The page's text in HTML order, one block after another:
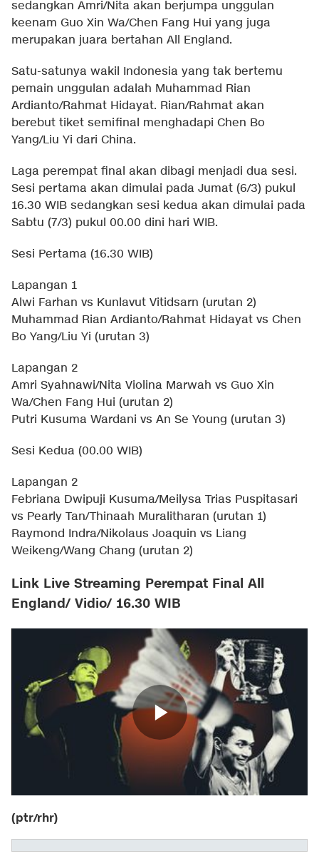
sedangkan Amri/Nita akan berjumpa unggulan
keenam Guo Xin Wa/Chen Fang Hui yang juga
merupakan juara bertahan All England.
Satu-satunya wakil Indonesia yang tak bertemu
pemain unggulan adalah Muhammad Rian
Ardianto/Rahmat Hidayat. Rian/Rahmat akan
berebut tiket semifinal menghadapi Chen Bo
Yang/Liu Yi dari China.
Laga perempat final akan dibagi menjadi dua sesi.
Sesi pertama akan dimulai pada Jumat (6/3) pukul
16.30 WIB sedangkan sesi kedua akan dimulai pada
Sabtu (7/3) pukul 00.00 dini hari WIB.
Sesi Pertama (16.30 WIB)
Lapangan 1
Alwi Farhan vs Kunlavut Vitidsarn (urutan 2)
Muhammad Rian Ardianto/Rahmat Hidayat vs Chen
Bo Yang/Liu Yi (urutan 3)
Lapangan 2
Amri Syahnawi/Nita Violina Marwah vs Guo Xin
Wa/Chen Fang Hui (urutan 2)
Putri Kusuma Wardani vs An Se Young (urutan 3)
Sesi Kedua (00.00 WIB)
Lapangan 2
Febriana Dwipuji Kusuma/Meilysa Trias Puspitasari
vs Pearly Tan/Thinaah Muralitharan (urutan 1)
Raymond Indra/Nikolaus Joaquin vs Liang
Weikeng/Wang Chang (urutan 2)
Link Live Streaming Perempat Final All
England/ Vidio/ 16.30 WIB
(ptr/rhr)